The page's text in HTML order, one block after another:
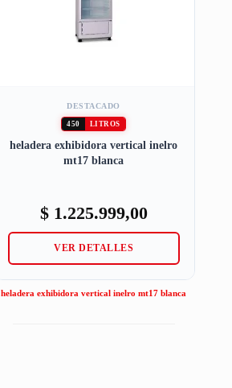
DESTACADO
450 LITROS
heladera exhibidora vertical inelro
mt17 blanca
$1.225.999,00
VER DETALLES
heladera exhibidora vertical inelro mt17 blanca